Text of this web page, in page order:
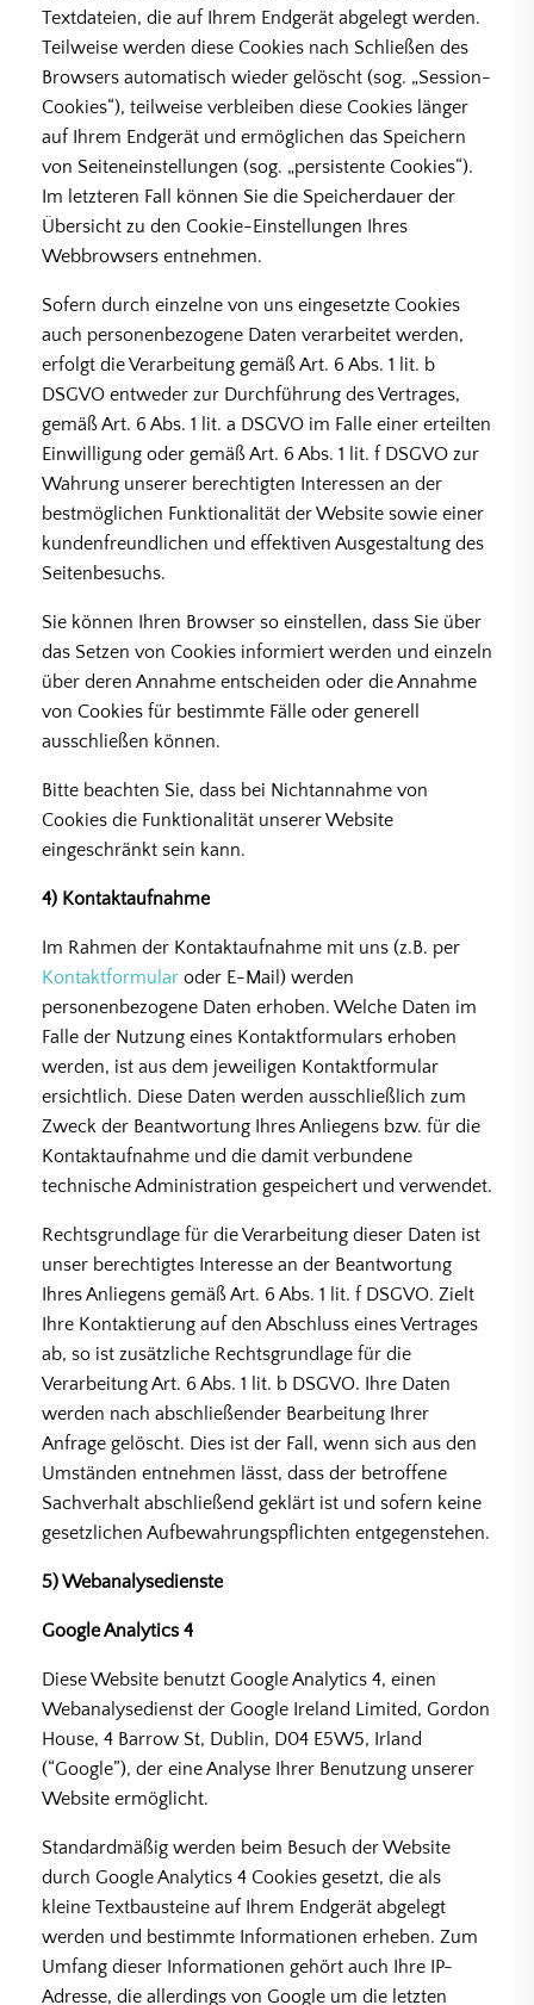
Textdateien, die auf Ihrem Endgerät abgelegt werden.
Teilweise werden diese Cookies nach Schließen des
Browsers automatisch wieder gelöscht (sog. „Session-
Cookies“), teilweise verbleiben diese Cookies länger
auf Ihrem Endgerät und ermöglichen das Speichern
von Seiteneinstellungen (sog. „persistente Cookies“).
Im letzteren Fall können Sie die Speicherdauer der
Übersicht zu den Cookie-Einstellungen Ihres
Webbrowsers entnehmen.
Sofern durch einzelne von uns eingesetzte Cookies
auch personenbezogene Daten verarbeitet werden,
erfolgt die Verarbeitung gemäß Art. 6 Abs. 1 lit. b
DSGVO entweder zur Durchführung des Vertrages,
gemäß Art. 6 Abs. 1 lit. a DSGVO im Falle einer erteilten
Einwilligung oder gemäß Art. 6 Abs. 1 lit. f DSGVO zur
Wahrung unserer berechtigten Interessen an der
bestmöglichen Funktionalität der Website sowie einer
kundenfreundlichen und effektiven Ausgestaltung des
Seitenbesuchs.
Sie können Ihren Browser so einstellen, dass Sie über
das Setzen von Cookies informiert werden und einzeln
über deren Annahme entscheiden oder die Annahme
von Cookies für bestimmte Fälle oder generell
ausschließen können.
Bitte beachten Sie, dass bei Nichtannahme von
Cookies die Funktionalität unserer Website
eingeschränkt sein kann.
4) Kontaktaufnahme
Im Rahmen der Kontaktaufnahme mit uns (z.B. per
Kontaktformular oder E-Mail) werden
personenbezogene Daten erhoben. Welche Daten im
Falle der Nutzung eines Kontaktformulars erhoben
werden, ist aus dem jeweiligen Kontaktformular
ersichtlich. Diese Daten werden ausschließlich zum
Zweck der Beantwortung Ihres Anliegens bzw. für die
Kontaktaufnahme und die damit verbundene
technische Administration gespeichert und verwendet.
Rechtsgrundlage für die Verarbeitung dieser Daten ist
unser berechtigtes Interesse an der Beantwortung
Ihres Anliegens gemäß Art. 6 Abs. 1 lit. f DSGVO. Zielt
Ihre Kontaktierung auf den Abschluss eines Vertrages
ab, so ist zusätzliche Rechtsgrundlage für die
Verarbeitung Art. 6 Abs. 1 lit. b DSGVO. Ihre Daten
werden nach abschließender Bearbeitung Ihrer
Anfrage gelöscht. Dies ist der Fall, wenn sich aus den
Umständen entnehmen lässt, dass der betroffene
Sachverhalt abschließend geklärt ist und sofern keine
gesetzlichen Aufbewahrungspflichten entgegenstehen.
5) Webanalysedienste
Google Analytics 4
Diese Website benutzt Google Analytics 4, einen
Webanalysedienst der Google Ireland Limited, Gordon
House, 4 Barrow St, Dublin, D04 E5W5, Irland
(“Google”), der eine Analyse Ihrer Benutzung unserer
Website ermöglicht.
Standardmäßig werden beim Besuch der Website
durch Google Analytics 4 Cookies gesetzt, die als
kleine Textbausteine auf Ihrem Endgerät abgelegt
werden und bestimmte Informationen erheben. Zum
Umfang dieser Informationen gehört auch Ihre IP-
Adresse, die allerdings von Google um die letzten